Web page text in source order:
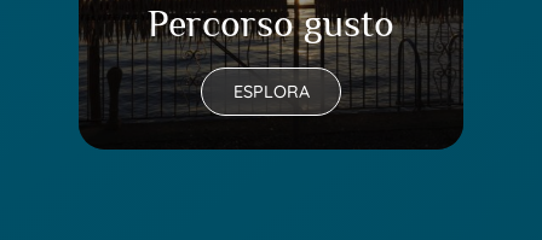
Percorso gusto
ESPLORA